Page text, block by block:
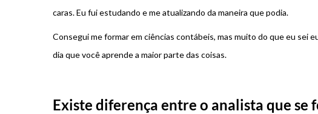
caras. Eu fui estudando e me atualizando da maneira que podia.
Consegui me formar em ciências contábeis, mas muito do que eu sei
dia que você aprende a maior parte das coisas.
Existe diferença entre o analista que se